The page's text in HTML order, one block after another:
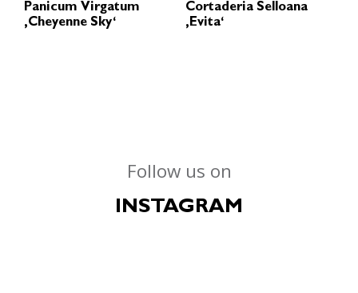
Panicum Virgatum
‚Cheyenne Sky‘
Cortaderia Selloana
‚Evita‘
Follow us on
INSTAGRAM